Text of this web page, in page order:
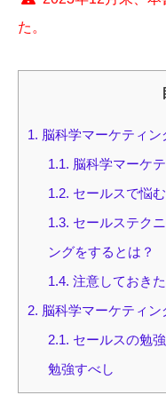
た。
1. 脳科学マーケティ
1.1. 脳科学マーケ
1.2. セールスで悩
1.3. セールステク
ングをするとは？
1.4. 注意しておき
2. 脳科学マーケティ
2.1. セールスの勉
勉強すべし